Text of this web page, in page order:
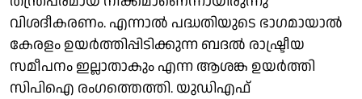
വിശദീകരണം. എന്നാല്‍ പദ്ധതിയുടെ ഭാഗമായാല്‍
കേരളം ഉയര്‍ത്തിപ്പിടിക്കുന്ന ബദല്‍ രാഷ്ട്രീയ
സമീപനം ഇല്ലാതാകും എന്ന ആശങ്ക ഉയര്‍ത്തി
സിപിഐ രംഗത്തെത്തി. യുഡിഎഫ്